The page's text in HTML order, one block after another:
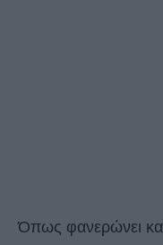
Όπως φανερώνει